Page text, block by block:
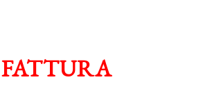
FATTURA